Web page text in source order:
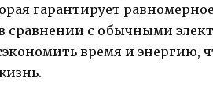
гарантирует
сравнении с обычными
время и энергию,